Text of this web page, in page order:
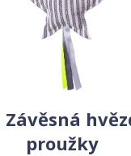
proužky